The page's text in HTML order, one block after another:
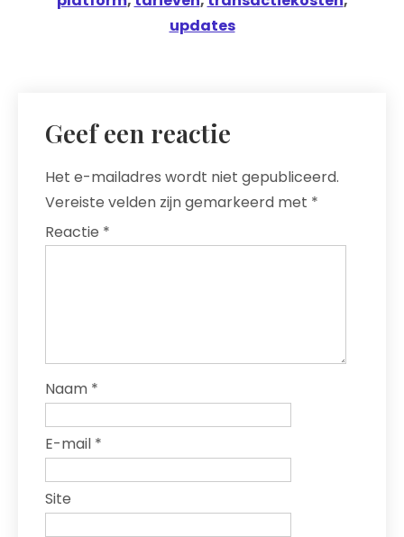
updates
Geef een reactie
Het e-mailadres wordt niet gepubliceerd.
Vereiste velden zijn gemarkeerd met *
Reactie *
Naam *
E-mail *
Site